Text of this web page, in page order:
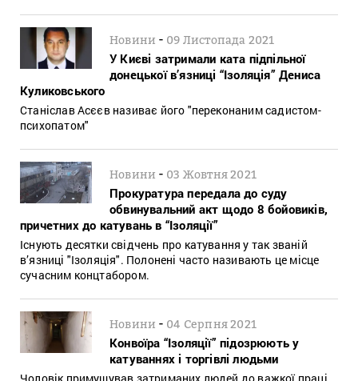
Новини - 09 Листопада 2021
У Києві затримали ката підпільної
донецької в’язниці “Ізоляція” Дениса
Куликовського
Станіслав Асєєв називає його "переконаним садистом-
психопатом"
Новини - 03 Жовтня 2021
Прокуратура передала до суду
обвинувальний акт щодо 8 бойовиків,
причетних до катувань в “Ізоляції”
Існують десятки свідчень про катування у так званій
в’язниці "Ізоляція". Полонені часто називають це місце
сучасним концтабором.
Новини - 04 Серпня 2021
Конвоїра “Ізоляції” підозрюють у
катуваннях і торгівлі людьми